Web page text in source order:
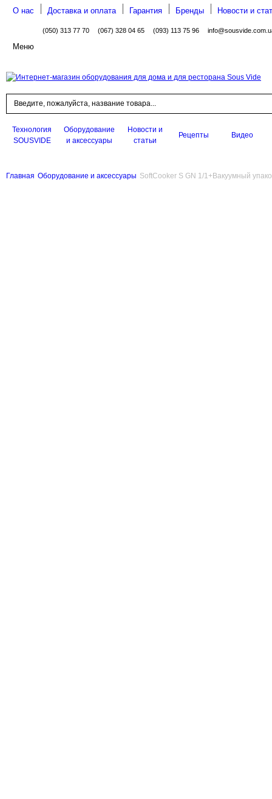
О нас Доставка и оплата Гарантия Бренды Новости и
(050) 313 77 70 (067) 328 04 65 (093) 113 75 96
Меню
Технология
SOUSVIDE
Оборудование
и аксессуары
Новости и
статьи
Рецепты Видео
Главная Оборудование и аксессуары SoftCooker S GN 1/1+Вакуумный